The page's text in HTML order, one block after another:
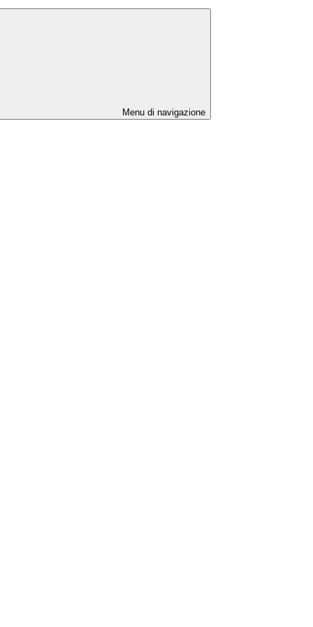
Menu di navigazione